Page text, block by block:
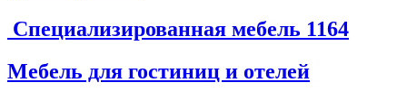
Специализированная мебель 1164
Мебель для гостиниц и отелей